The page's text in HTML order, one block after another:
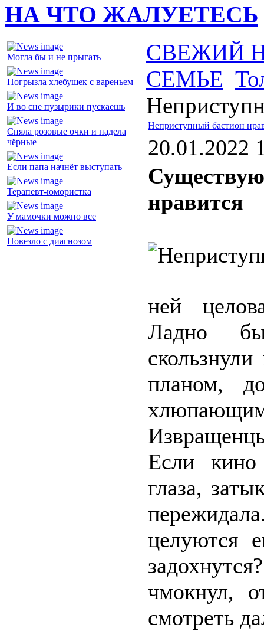
НА ЧТО ЖАЛУЕТЕСЬ
Могла бы и не прыгать
Погрызла хлебушек с вареньем
И во сне пузырики пускаешь
Сняла розовые очки и надела
чёрные
Если папа начнёт выступать
Терапевт-юмористка
У мамочки можно все
Повезло с диагнозом
СВЕЖИЙ
СЕМЬЕ
Неприступный бастион
20.01.2022
нравится
ней
Ладно бы
планом,
Если кино
глаза,
целуются
чмокнул,
смотреть